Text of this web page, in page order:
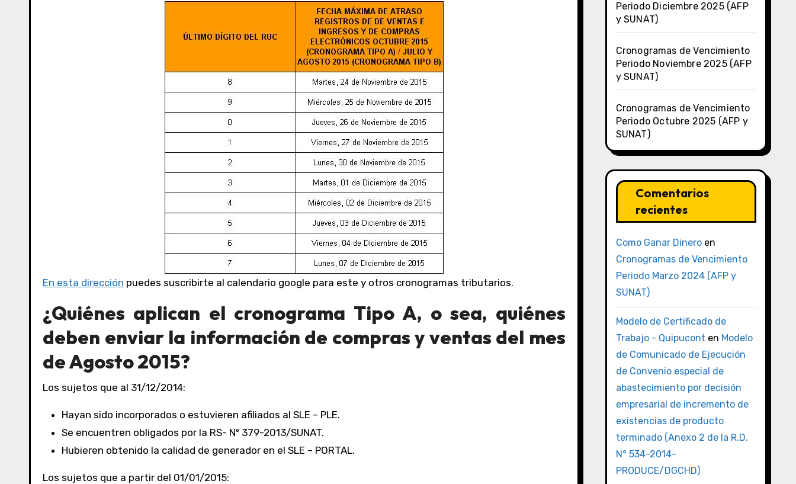
En esta dirección puedes suscribirte al calendario google para este y otros cronogramas tributarios.
¿Quiénes aplican el cronograma Tipo A, o sea, quiénes
deben enviar la información de compras y ventas del mes
de Agosto 2015?
Los sujetos que al 31/12/2014:
Hayan sido incorporados o estuvieren afiliados al SLE – PLE.
Se encuentren obligados por la RS- Nº 379-2013/SUNAT.
Hubieren obtenido la calidad de generador en el SLE – PORTAL.
Los sujetos que a partir del 01/01/2015:
Periodo Diciembre 2025 (AFP
y SUNAT)
Cronogramas de Vencimiento
Periodo Noviembre 2025 (AFP
y SUNAT)
Cronogramas de Vencimiento
Periodo Octubre 2025 (AFP y
SUNAT)
Comentarios
recientes
Como Ganar Dineroen
Cronogramas de Vencimiento
Periodo Marzo 2024 (AFP y
SUNAT)
Modelo de Certificado de
Trabajo - Quipucont en Modelo
de Comunicado de Ejecución
de Convenio especial de
abastecimiento por decisión
empresarial de incremento de
existencias de producto
terminado (Anexo 2 de la R.D.
N° 534-2014-
PRODUCE/DGCHD)